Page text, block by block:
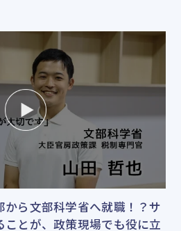
から文部科学省へ就職！？サ
とが、政策現場でも役に立